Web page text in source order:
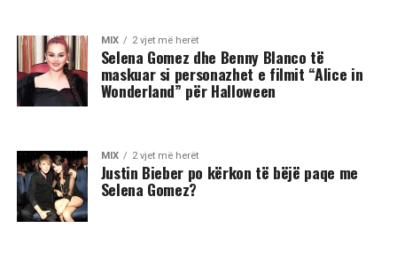
MIX 2 vjet më herët
Selena Gomez dhe Benny Blanco të
maskuar si personazhet e filmit “Alice in
Wonderland” për Halloween
MIX 2 vjet më herët
Justin Bieber po kërkon të bëjë paqe me
Selena Gomez?